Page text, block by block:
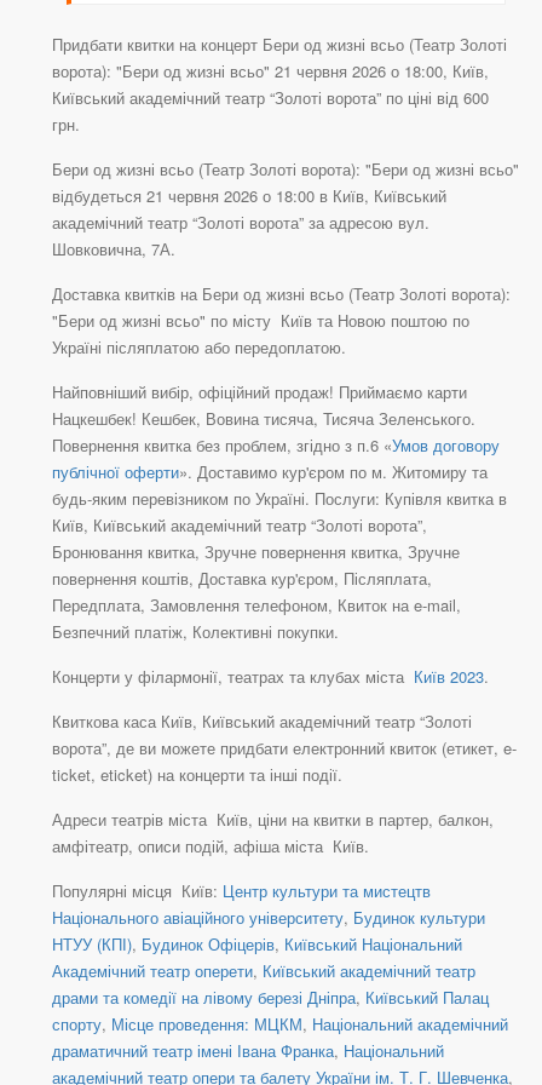
Придбати квитки на концерт Бери од жизні всьо (Театр Золоті
ворота): "Бери од жизні всьо" 21 червня 2026 о 18:00, Київ,
Київський академічний театр “Золоті ворота” по ціні від 600
грн.
Бери од жизні всьо (Театр Золоті ворота): "Бери од жизні всьо"
відбудеться 21 червня 2026 о 18:00 в Київ, Київський
академічний театр “Золоті ворота” за адресою вул.
Шовковична, 7А.
Доставка квитків на Бери од жизні всьо (Театр Золоті ворота):
"Бери од жизні всьо" по місту Київ та Новою поштою по
Україні післяплатою або передоплатою.
Найповніший вибір, офіційний продаж! Приймаємо карти
Нацкешбек! Кешбек, Вовина тисяча, Тисяча Зеленського.
Повернення квитка без проблем, згідно з п.6 «Умов договору
публічної оферти». Доставимо кур'єром по м. Житомиру та
будь-яким перевізником по Україні. Послуги: Купівля квитка в
Київ, Київський академічний театр “Золоті ворота”,
Бронювання квитка, Зручне повернення квитка, Зручне
повернення коштів, Доставка кур'єром, Післяплата,
Передплата, Замовлення телефоном, Квиток на e-mail,
Безпечний платіж, Колективні покупки.
Концерти у філармонії, театрах та клубах міста Київ 2023.
Квиткова каса Київ, Київський академічний театр “Золоті
ворота”, де ви можете придбати електронний квиток (етикет, e-
ticket, eticket) на концерти та інші події.
Адреси театрів міста Київ, ціни на квитки в партер, балкон,
амфітеатр, описи подій, афіша міста Київ.
Популярні місця Київ: Центр культури та мистецтв
Національного авіаційного університету, Будинок культури
НТУУ (КПІ), Будинок Офіцерів, Київський Національний
Академічний театр оперети, Київський академічний театр
драми та комедії на лівому березі Дніпра, Київський Палац
спорту, Місце проведення: МЦКМ, Національний академічний
драматичний театр імені Івана Франка, Національний
академічний театр опери та балету України ім. Т. Г. Шевченка,